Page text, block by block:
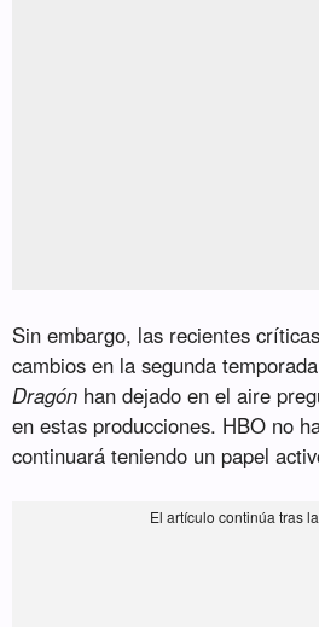
Sin embargo, las recientes
cambios en la segunda
Dragón han dejado en el aire
en estas producciones. HBO no
continuará teniendo un papel